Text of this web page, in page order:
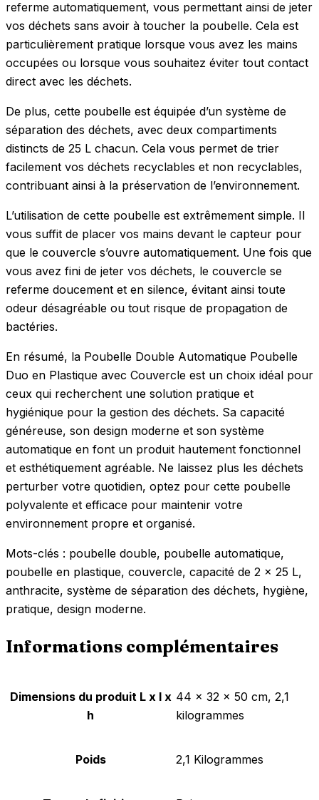
referme automatiquement, vous permettant ainsi de jeter
vos déchets sans avoir à toucher la poubelle. Cela est
particulièrement pratique lorsque vous avez les mains
occupées ou lorsque vous souhaitez éviter tout contact
direct avec les déchets.
De plus, cette poubelle est équipée d’un système de
séparation des déchets, avec deux compartiments
distincts de 25 L chacun. Cela vous permet de trier
facilement vos déchets recyclables et non recyclables,
contribuant ainsi à la préservation de l’environnement.
L’utilisation de cette poubelle est extrêmement simple. Il
vous suffit de placer vos mains devant le capteur pour
que le couvercle s’ouvre automatiquement. Une fois que
vous avez fini de jeter vos déchets, le couvercle se
referme doucement et en silence, évitant ainsi toute
odeur désagréable ou tout risque de propagation de
bactéries.
En résumé, la Poubelle Double Automatique Poubelle
Duo en Plastique avec Couvercle est un choix idéal pour
ceux qui recherchent une solution pratique et
hygiénique pour la gestion des déchets. Sa capacité
généreuse, son design moderne et son système
automatique en font un produit hautement fonctionnel
et esthétiquement agréable. Ne laissez plus les déchets
perturber votre quotidien, optez pour cette poubelle
polyvalente et efficace pour maintenir votre
environnement propre et organisé.
Mots-clés : poubelle double, poubelle automatique,
poubelle en plastique, couvercle, capacité de 2 x 25 L,
anthracite, système de séparation des déchets, hygiène,
pratique, design moderne.
Informations complémentaires
Dimensions du produit L x l x
h
‎44 x 32 x 50 cm, 2,1
kilogrammes
Poids ‎2,1 Kilogrammes